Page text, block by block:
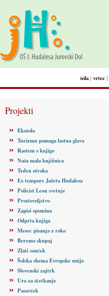
šola | vrtec |
Projekti
Ekošola
Turizmu pomaga lastna glava
Rastem s knjigo
Naša mala knjižnica
Teden otroka
Ex tempore Jožeta Hudalesa
Policist Leon svetuje
Prostovoljstvo
Zapisi spomina
Odprta knjiga
Mesec pisanja z roko
Beremo skupaj
Zlati sonček
Šolska shema Evropske unije
Slovenski zajtrk
Ura za ščetkanje
Pasavček